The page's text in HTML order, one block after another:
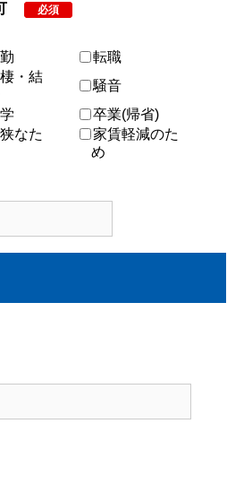
必須
転職
・結
騒音
卒業(帰省)
なた
家賃軽減のた
め